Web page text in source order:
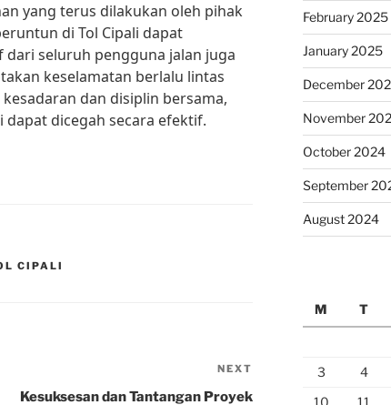
yang terus dilakukan oleh pihak
di Tol Cipali dapat
seluruh pengguna jalan juga
keselamatan berlalu lintas
dan disiplin bersama,
dapat dicegah secara efektif.
CIPALI
Post
NEXT
Kesuksesan dan Tantangan Proyek
February 2025
January 2025
December
November
October 2024
September
August 2024
M
T
3
4